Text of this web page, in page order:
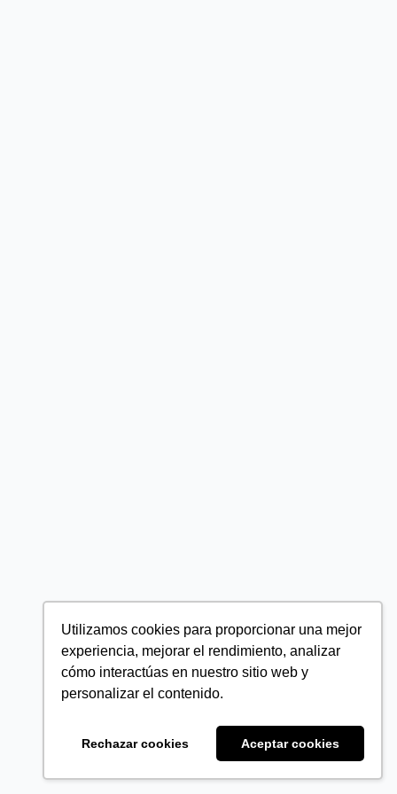
Utilizamos cookies para proporcionar una mejor
experiencia, mejorar el rendimiento, analizar
cómo interactúas en nuestro sitio web y
personalizar el contenido.
Rechazar cookies Aceptar cookies